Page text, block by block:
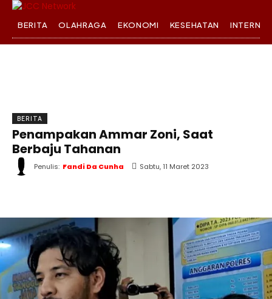
BERITA OLAHRAGA EKONOMI KESEHATAN
BERITA
Penampakan Ammar Zoni, Saat
Berbaju Tahanan
Penulis: Fandi Da Cunha Sabtu, 11 Maret 2023